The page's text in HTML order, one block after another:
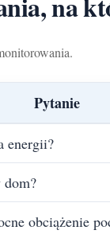
Pytanie
energii?
dom?
obciążenie